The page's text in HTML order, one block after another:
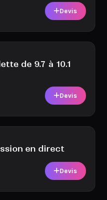
Devis
de 9.7 à 10.1
Devis
en direct
Devis